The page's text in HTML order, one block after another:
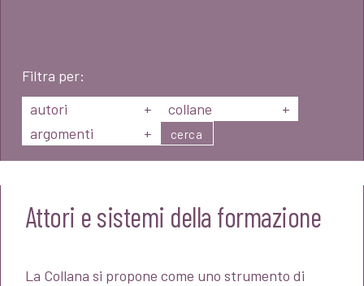
Filtra per:
autori
+ collane
+
argomenti
+ cerca
Attori e sistemi della formazione
La Collana si propone come uno strumento di